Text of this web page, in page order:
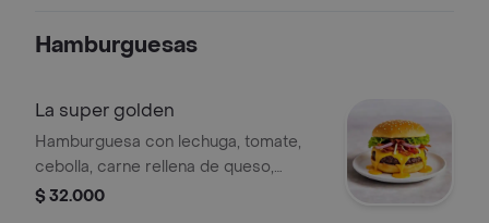
Hamburguesas
La super golden
Hamburguesa con lechuga, tomate,
cebolla, carne rellena de queso,
chicharrón, queso gratinado, tocineta
$ 32.000